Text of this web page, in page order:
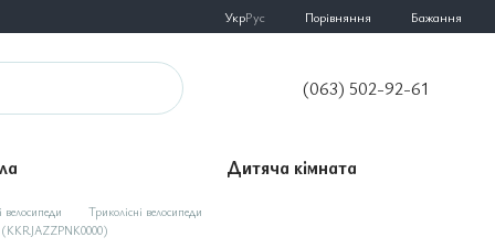
УкрРус Порівняння Бажання
(063) 502-92-61
Дитяча кімната
Триколісні велосипеди